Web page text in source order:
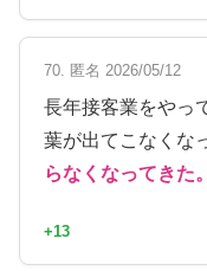
70. 匿名 2026/05/12
長年接客業をやっ
葉が出てこなくな
らなくなってきた。
+13